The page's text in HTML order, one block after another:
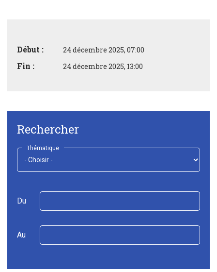
Début : 24 décembre 2025, 07:00
Fin : 24 décembre 2025, 13:00
Rechercher
Thématique
Du
Au